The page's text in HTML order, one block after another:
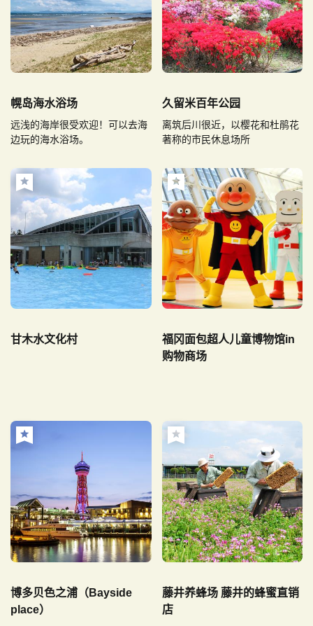
幌岛海水浴场
远浅的海岸很受欢迎！可以去海
边玩的海水浴场。
久留米百年公园
离筑后川很近，以樱花和杜鹃花
著称的市民休息场所
甘木水文化村
福冈面包超人儿童博物馆in
购物商场
博多贝色之浦（Bayside
place）
藤井养蜂场 藤井的蜂蜜直销
店